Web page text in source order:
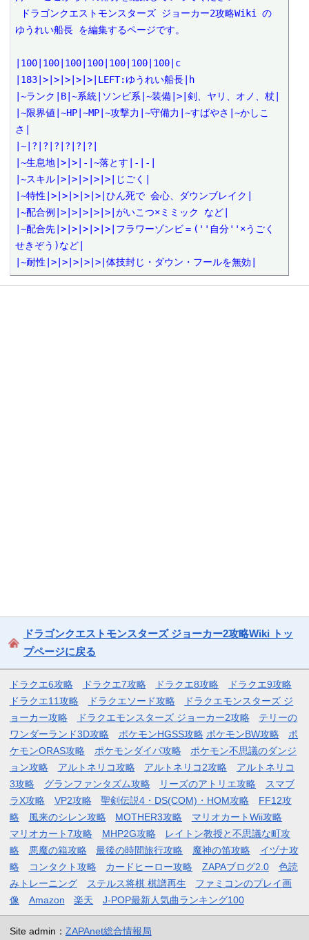
ゆうれい船長 を編集するページです。
|100|100|100|100|100|100|100|c
|183|>|>|>|>|>|LEFT:ゆうれい船長|h
|~ランク|B|~系統|ソンビ系|~装備|>|剣、ヤリ、オノ、杖|
|~限界値|~HP|~MP|~攻撃力|~守備力|~すばやさ|~かしこ
さ|
|~|?|?|?|?|?|?|
|~生息地|>|>|-|~落とす|-|-|
|~スキル|>|>|>|>|>|じごく|
|~特性|>|>|>|>|>|ひん死で 会心、ダウンブレイク|
|~配合例|>|>|>|>|>|がいこつ×ミミック など|
|~配合先|>|>|>|>|>|フラワーゾンビ＝(''自分''×うごく
せきぞう)など|
|~耐性|>|>|>|>|>|体技封じ・ダウン・フールを無効|
ドラゴンクエストモンスターズ ジョーカー2攻略Wiki トッ
プページに戻る
ドラクエ6攻略 ドラクエ7攻略 ドラクエ8攻略
ドラクエ9攻略
ドラクエ11攻略
ドラクエソード攻略
ドラクエモンスターズ ジ
ョーカー攻略
ドラクエモンスターズ ジョーカー2攻略
テリーの
ワンダーランド3D攻略
ポケモンHGSS攻略 ポケモンBW攻略
ポ
ケモンORAS攻略
ポケモンダイパ攻略
ポケモン不思議のダンジ
ョン攻略
アルトネリコ攻略 アルトネリコ2攻略
アルトネリコ
3攻略
グランファンタズム攻略 リーズのアトリエ攻略
スマブ
ラX攻略
VP2攻略 聖剣伝説4・DS(COM)・HOM攻略
FF12攻
略
風来のシレン攻略 MOTHER3攻略
マリオカートWii攻略
マリオカート7攻略
MHP2G攻略
レイトン教授と不思議な町攻
略
悪魔の箱攻略 最後の時間旅行攻略 魔神の笛攻略
イヅナ攻
略
コンタクト攻略 カードヒーロー攻略 ZAPAブログ2.0
色読
みトレーニング
ステルス将棋 棋譜再生
ファミコンのプレイ画
像
Amazon 楽天 J-POP最新人気曲ランキング100
Site admin： ZAPAnet総合情報局